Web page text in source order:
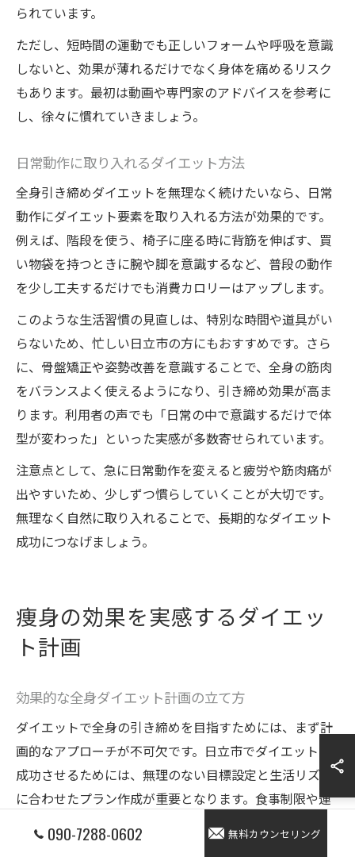
られています。
ただし、短時間の運動でも正しいフォームや呼吸を意識
しないと、効果が薄れるだけでなく身体を痛めるリスク
もあります。最初は動画や専門家のアドバイスを参考に
し、徐々に慣れていきましょう。
日常動作に取り入れるダイエット方法
全身引き締めダイエットを無理なく続けたいなら、日常
動作にダイエット要素を取り入れる方法が効果的です。
例えば、階段を使う、椅子に座る時に背筋を伸ばす、買
い物袋を持つときに腕や脚を意識するなど、普段の動作
を少し工夫するだけでも消費カロリーはアップします。
このような生活習慣の見直しは、特別な時間や道具がい
らないため、忙しい日立市の方にもおすすめです。さら
に、骨盤矯正や姿勢改善を意識することで、全身の筋肉
をバランスよく使えるようになり、引き締め効果が高ま
ります。利用者の声でも「日常の中で意識するだけで体
型が変わった」といった実感が多数寄せられています。
注意点として、急に日常動作を変えると疲労や筋肉痛が
出やすいため、少しずつ慣らしていくことが大切です。
無理なく自然に取り入れることで、長期的なダイエット
成功につなげましょう。
痩身の効果を実感するダイエッ
ト計画
効果的な全身ダイエット計画の立て方
ダイエットで全身の引き締めを目指すためには、まず計
画的なアプローチが不可欠です。日立市でダイエットを
成功させるためには、無理のない目標設定と生活リズム
に合わせたプラン作成が重要となります。食事制限や運
動だけに偏るのではなく、身体全体のバランスを意識し
たトータルケアを心がける必要があります。
090-7288-0602 無料カウンセリング